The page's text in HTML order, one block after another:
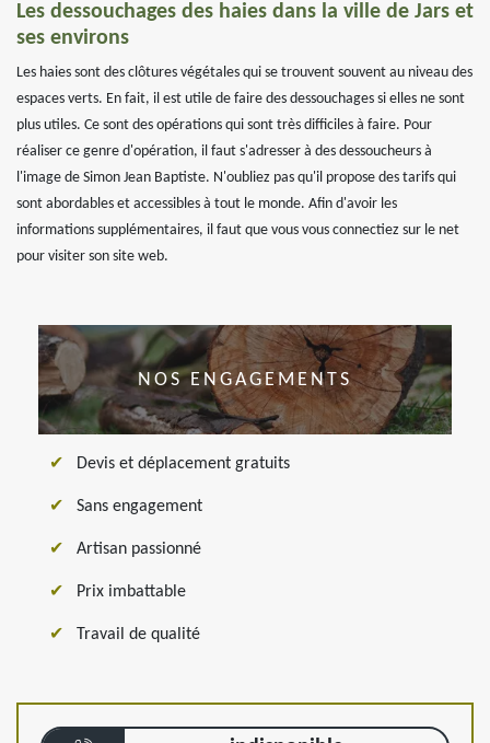
Les dessouchages des haies dans la ville de Jars et
ses environs
Les haies sont des clôtures végétales qui se trouvent souvent au niveau des
espaces verts. En fait, il est utile de faire des dessouchages si elles ne sont
plus utiles. Ce sont des opérations qui sont très difficiles à faire. Pour
réaliser ce genre d'opération, il faut s'adresser à des dessoucheurs à
l'image de Simon Jean Baptiste. N'oubliez pas qu'il propose des tarifs qui
sont abordables et accessibles à tout le monde. Afin d'avoir les
informations supplémentaires, il faut que vous vous connectiez sur le net
pour visiter son site web.
NOS ENGAGEMENTS
Devis et déplacement gratuits
Sans engagement
Artisan passionné
Prix imbattable
Travail de qualité